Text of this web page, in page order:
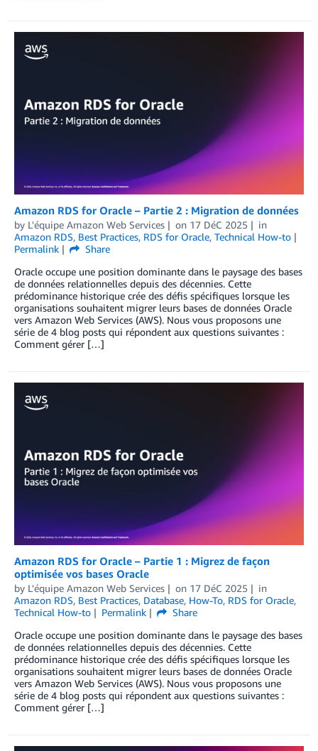
Amazon RDS for Oracle – Partie 2 : Migration de données
by L'équipe Amazon Web Services on 17 DéC 2025
in
Amazon RDS, Best Practices, RDS for Oracle, Technical How-to
Permalink
Share
Oracle occupe une position dominante dans le paysage des bases
de données relationnelles depuis des décennies. Cette
prédominance historique crée des défis spécifiques lorsque les
organisations souhaitent migrer leurs bases de données Oracle
vers Amazon Web Services (AWS). Nous vous proposons une
série de 4 blog posts qui répondent aux questions suivantes :
Comment gérer […]
Amazon RDS for Oracle – Partie 1 : Migrez de façon
optimisée vos bases Oracle
by L'équipe Amazon Web Services on 17 DéC 2025
in
Amazon RDS, Best Practices, Database, How-To, RDS for Oracle,
Technical How-to
Permalink
Share
Oracle occupe une position dominante dans le paysage des bases
de données relationnelles depuis des décennies. Cette
prédominance historique crée des défis spécifiques lorsque les
organisations souhaitent migrer leurs bases de données Oracle
vers Amazon Web Services (AWS). Nous vous proposons une
série de 4 blog posts qui répondent aux questions suivantes :
Comment gérer […]